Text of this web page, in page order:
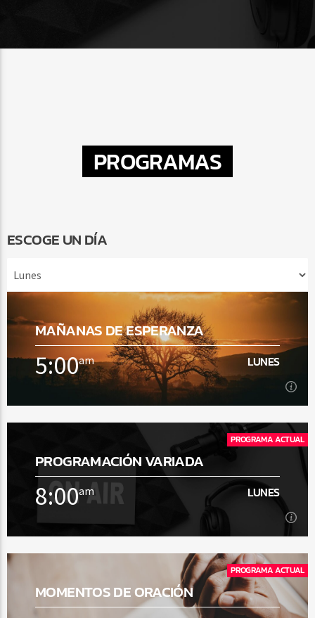
PROGRAMAS
ESCOGE UN DÍA
MAÑANAS DE ESPERANZA
5:00am LUNES
5:00am LUNES
[...]
Ver Más
PROGRAMACIÓN VARIADA
8:00am LUNES
PROGRAMA ACTUAL
8:00am LUNES
[...]
MOMENTOS DE ORACIÓN
PROGRAMA ACTUAL